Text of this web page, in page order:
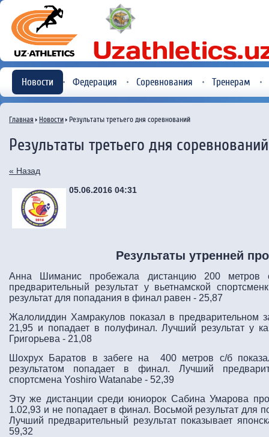
Новости Федерация Соревнования Тренерам
Главная Новости Результаты третьего дня соревнований
Результаты третьего дня соревнований
« Назад
05.06.2016 04:31
Результаты утренней
Анна Шиманис пробежала дистанцию 200 метров
предварительный результат у вьетнамской
результат для попадания в финал равен - 25,87
Жалолиддин Хамракулов показал в предварительном
21,95 и попадает в полуфинал. Лучший результат у
Григорьева - 21,08
Шохрух Баратов в забеге на 400 метров с/б
результатом попадает в финал. Лучший
спортсмена Yoshiro Watanabe - 52,39
Эту же дистанции среди юниорок Сабина Умарова
1.02,93 и не попадает в финал. Восьмой результат для
Лучший предварительный результат показывает
59,32